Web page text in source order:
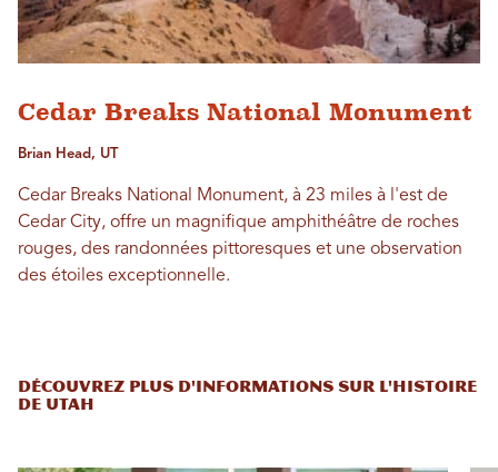
Cedar Breaks National Monument
Brian Head, UT
Cedar Breaks National Monument, à 23 miles à l'est de
Cedar City, offre un magnifique amphithéâtre de roches
rouges, des randonnées pittoresques et une observation
des étoiles exceptionnelle.
DÉCOUVREZ PLUS D'INFORMATIONS SUR L'HISTOIRE
DE UTAH